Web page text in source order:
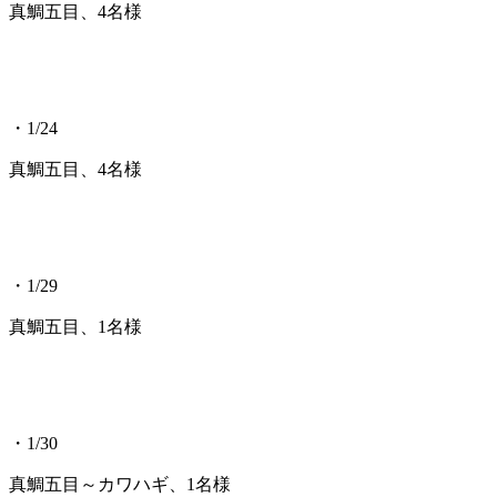
真鯛五目、4名様
・1/24
真鯛五目、4名様
・1/29
真鯛五目、1名様
・1/30
真鯛五目～カワハギ、1名様